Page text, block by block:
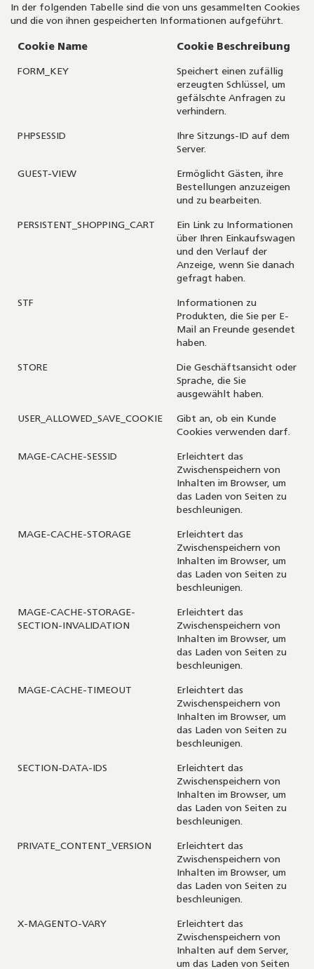
In der folgenden Tabelle sind die von uns gesammelten Cookies
und die von ihnen gespeicherten Informationen aufgeführt.
Cookie Name Cookie Beschreibung
FORM_KEY
Speichert einen zufällig
erzeugten Schlüssel, um
gefälschte Anfragen zu
verhindern.
PHPSESSID
Ihre Sitzungs-ID auf dem
Server.
GUEST-VIEW
Ermöglicht Gästen, ihre
Bestellungen anzuzeigen
und zu bearbeiten.
PERSISTENT_SHOPPING_CART
Ein Link zu Informationen
über Ihren Einkaufswagen
und den Verlauf der
Anzeige, wenn Sie danach
gefragt haben.
STF
Informationen zu
Produkten, die Sie per E-
Mail an Freunde gesendet
haben.
STORE
Die Geschäftsansicht oder
Sprache, die Sie
ausgewählt haben.
USER_ALLOWED_SAVE_COOKIE
Gibt an, ob ein Kunde
Cookies verwenden darf.
MAGE-CACHE-SESSID
Erleichtert das
Zwischenspeichern von
Inhalten im Browser, um
das Laden von Seiten zu
beschleunigen.
MAGE-CACHE-STORAGE
Erleichtert das
Zwischenspeichern von
Inhalten im Browser, um
das Laden von Seiten zu
beschleunigen.
MAGE-CACHE-STORAGE-
SECTION-INVALIDATION
Erleichtert das
Zwischenspeichern von
Inhalten im Browser, um
das Laden von Seiten zu
beschleunigen.
MAGE-CACHE-TIMEOUT
Erleichtert das
Zwischenspeichern von
Inhalten im Browser, um
das Laden von Seiten zu
beschleunigen.
SECTION-DATA-IDS
Erleichtert das
Zwischenspeichern von
Inhalten im Browser, um
das Laden von Seiten zu
beschleunigen.
PRIVATE_CONTENT_VERSION
Erleichtert das
Zwischenspeichern von
Inhalten im Browser, um
das Laden von Seiten zu
beschleunigen.
X-MAGENTO-VARY
Erleichtert das
Zwischenspeichern von
Inhalten auf dem Server,
um das Laden von Seiten